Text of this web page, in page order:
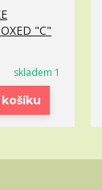
"C"
skladem 1